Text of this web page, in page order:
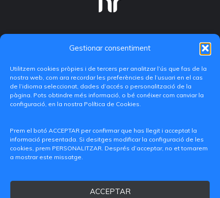
Gestionar consentiment
Utilitzem cookies pròpies i de tercers per analitzar l’ús que fas de la
nostra web, com ara recordar les preferències de l’usuari en el cas
de l’idioma seleccionat, dades d’accés o personalització de la
pàgina. Pots obtindre més informació, o bé conéixer com canviar la
configuració, en la nostra Política de Cookies.
Prem el botó ACCEPTAR per confirmar que has llegit i acceptat la
informació presentada. Si desitges modificar la configuració de les
cookies, prem PERSONALITZAR. Després d’acceptar, no et tornarem
a mostrar este missatge.
ACCEPTAR
C/ Paranimf, 1 - 46730 Grau de Gandia
+34 962849333
Avís legalPolítica de privacitat